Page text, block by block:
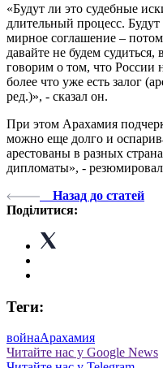
«Будут ли это судебные
длительный процесс.
мирное соглашение –
давайте не будем
говорим о том, что России
более что уже есть залог
ред.)», - сказал он.
При этом Арахамия
можно еще долго и
арестованы в разных
дипломаты», -
Назад до статей
Поділитися:
Теги:
войнаАрахамия
Читайте нас у Google News